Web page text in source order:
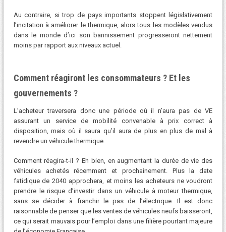
Au contraire, si trop de pays importants stoppent législativement
l’incitation à améliorer le thermique, alors tous les modèles vendus
dans le monde d’ici son bannissement progresseront nettement
moins par rapport aux niveaux actuel.
Comment réagiront les consommateurs ? Et les
gouvernements ?
L’acheteur traversera donc une période où il n’aura pas de VE
assurant un service de mobilité convenable à prix correct à
disposition, mais où il saura qu’il aura de plus en plus de mal à
revendre un véhicule thermique.
Comment réagira-t-il ? Eh bien, en augmentant la durée de vie des
véhicules achetés récemment et prochainement. Plus la date
fatidique de 2040 approchera, et moins les acheteurs ne voudront
prendre le risque d’investir dans un véhicule à moteur thermique,
sans se décider à franchir le pas de l’électrique. Il est donc
raisonnable de penser que les ventes de véhicules neufs baisseront,
ce qui serait mauvais pour l’emploi dans une filière pourtant majeure